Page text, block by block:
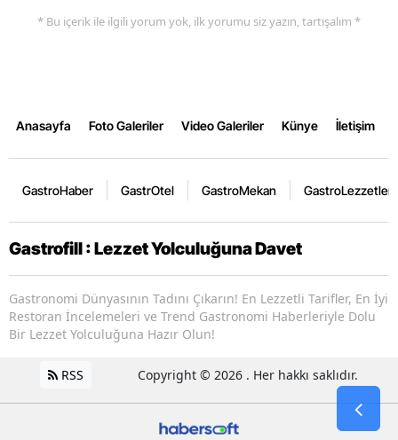
* Bu içerik ile ilgili yorum yok, ilk yorumu siz yazın, tartışalım *
Anasayfa Foto Galeriler Video Galeriler Künye İletişim
GastroHaber GastrOtel GastroMekan GastroLezzetler
Gastrofill : Lezzet Yolculuğuna Davet
Gastronomi Dünyasının Tadını Çıkarın! En Lezzetli Tarifler, En İyi
Restoran İncelemeleri ve Trend Gastronomi Haberleriyle Dolu
Bir Lezzet Yolculuğuna Hazır Olun!
RSS Copyright © 2026 . Her hakkı saklıdır.